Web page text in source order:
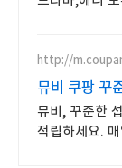
http://
뮤비 쿠팡 꾸
뮤비, 꾸준한
적립하세요.